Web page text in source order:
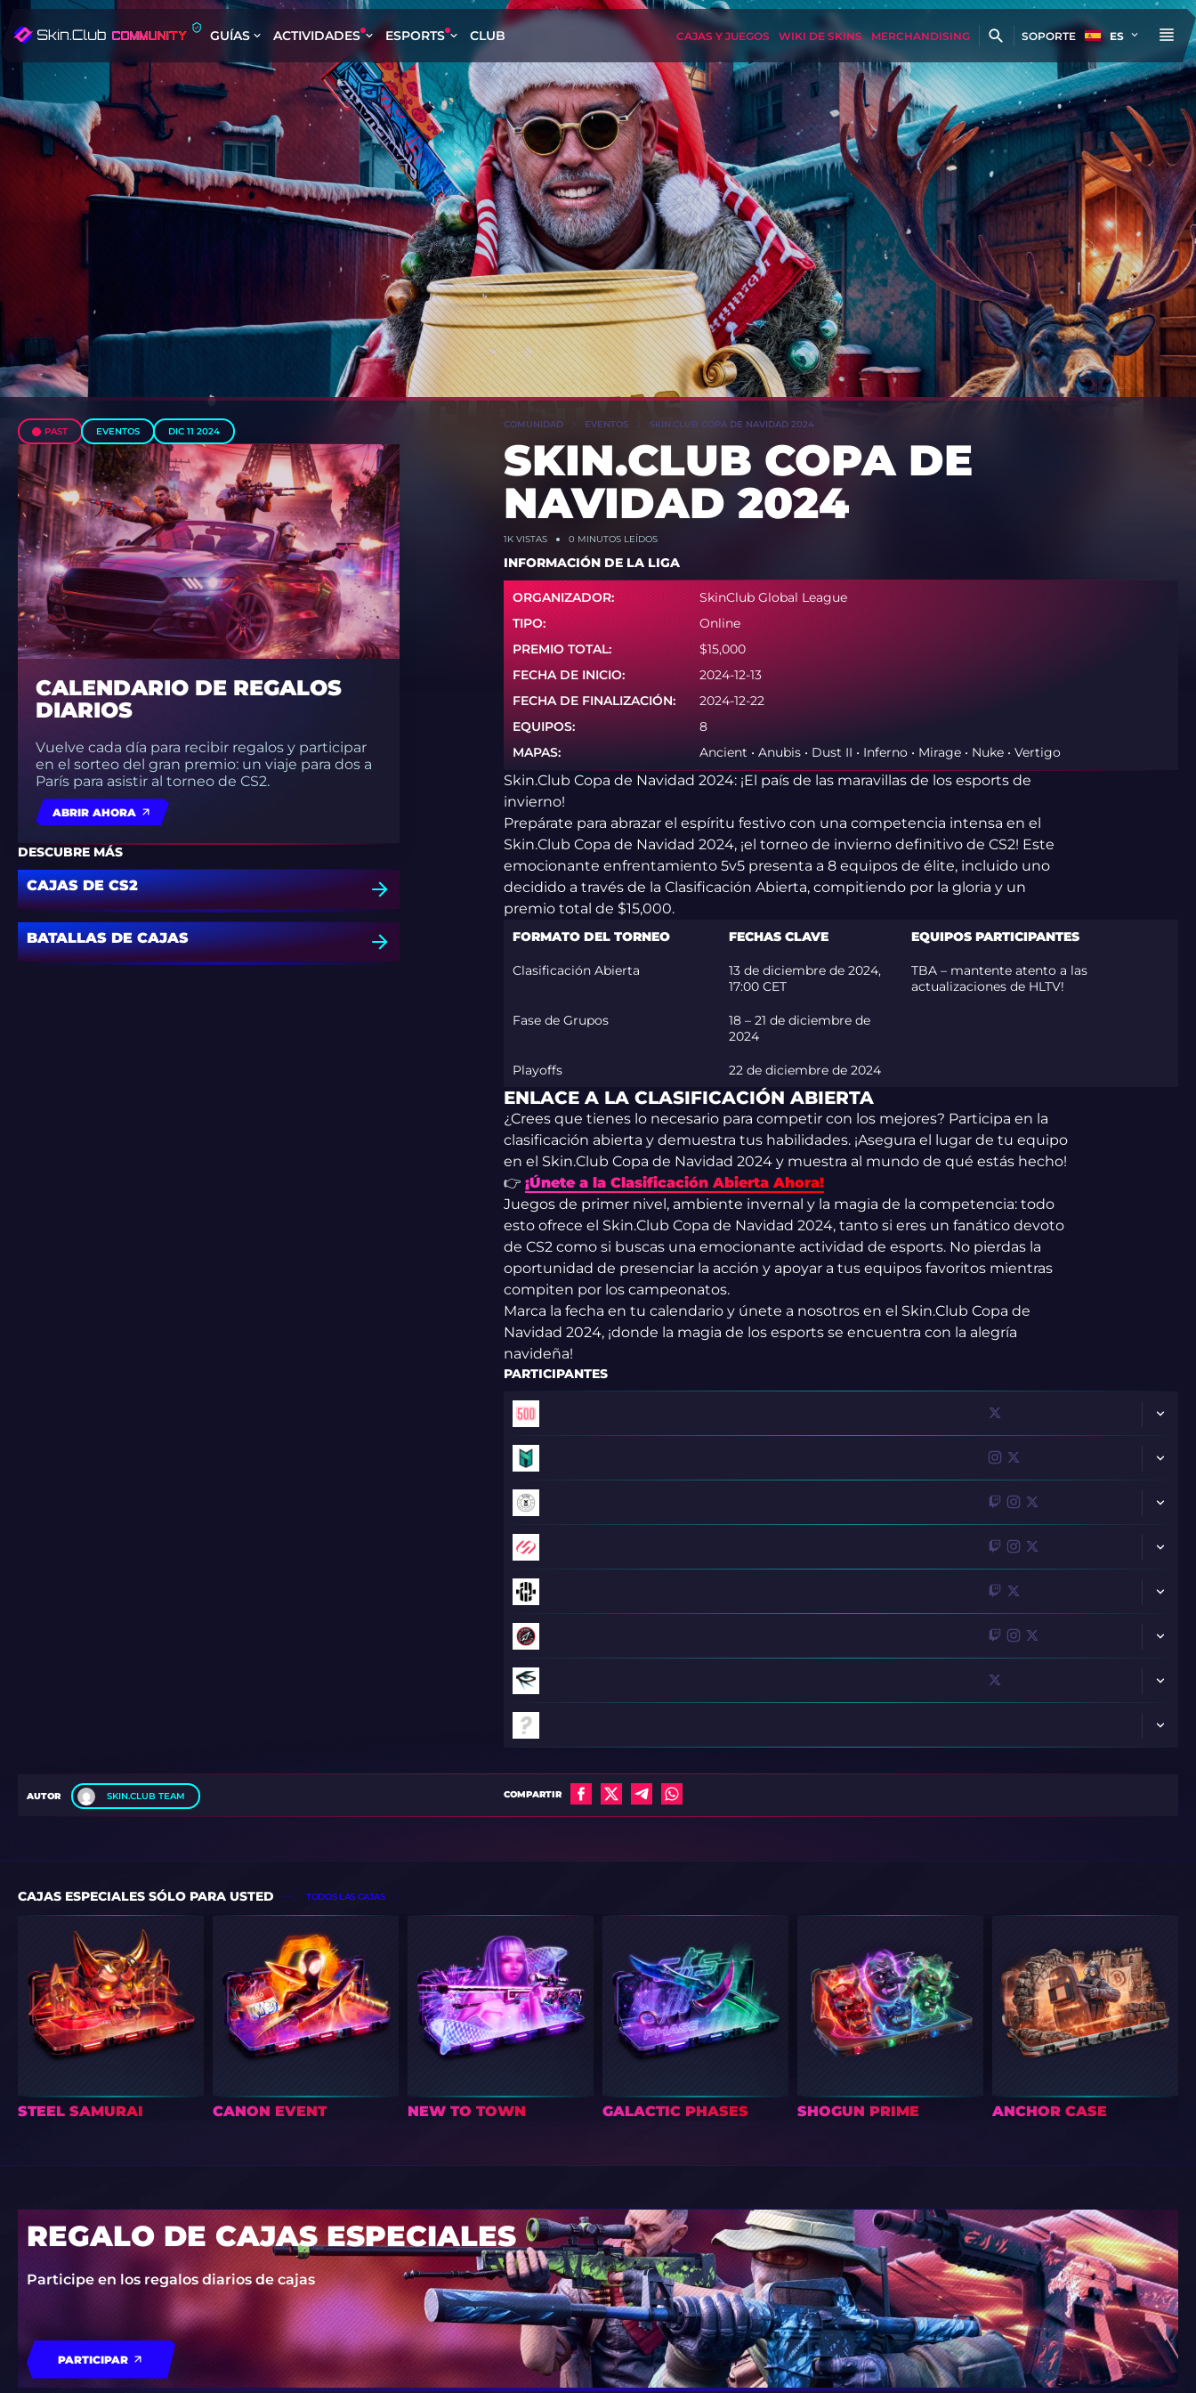
GUÍAS ACTIVIDADES ESPORTS CLUB CAJAS Y JUEGOS WIKI DE SKINS MERCHANDISING SOPORTE ES
PAST EVENTOS DIC 11 2024
CALENDARIO DE REGALOS
DIARIOS
Vuelve cada día para recibir regalos y participar
en el sorteo del gran premio: un viaje para dos a
París para asistir al torneo de CS2.
ABRIR AHORA
DESCUBRE MÁS
CAJAS DE CS2
BATALLAS DE CAJAS
COMUNIDAD EVENTOS SKIN.CLUB COPA DE NAVIDAD 2024
SKIN.CLUB COPA DE
NAVIDAD 2024
1KVISTAS 0 MINUTOS LEÍDOS
INFORMACIÓN DE LA LIGA
ORGANIZADOR:
SkinClub Global League
TIPO:
Online
PREMIO TOTAL:
$15,000
FECHA DE INICIO:
2024-12-13
FECHA DE FINALIZACIÓN:
2024-12-22
EQUIPOS:
8
MAPAS:
Ancient • Anubis • Dust II • Inferno • Mirage • Nuke • Vertigo
Skin.Club Copa de Navidad 2024: ¡El país de las maravillas de los esports de
invierno!
Prepárate para abrazar el espíritu festivo con una competencia intensa en el
Skin.Club Copa de Navidad 2024, ¡el torneo de invierno definitivo de CS2! Este
emocionante enfrentamiento 5v5 presenta a 8 equipos de élite, incluido uno
decidido a través de la Clasificación Abierta, compitiendo por la gloria y un
premio total de $15,000.
FORMATO DEL TORNEO FECHAS CLAVE EQUIPOS PARTICIPANTES
Clasificación Abierta
13 de diciembre de 2024,
17:00 CET
TBA – mantente atento a las
actualizaciones de HLTV!
Fase de Grupos
18 – 21 de diciembre de
2024
Playoffs 22 de diciembre de 2024
ENLACE A LA CLASIFICACIÓN ABIERTA
¿Crees que tienes lo necesario para competir con los mejores? Participa en la
clasificación abierta y demuestra tus habilidades. ¡Asegura el lugar de tu equipo
en el Skin.Club Copa de Navidad 2024 y muestra al mundo de qué estás hecho!
👉 ¡Únete a la Clasificación Abierta Ahora!
Juegos de primer nivel, ambiente invernal y la magia de la competencia: todo
esto ofrece el Skin.Club Copa de Navidad 2024, tanto si eres un fanático devoto
de CS2 como si buscas una emocionante actividad de esports. No pierdas la
oportunidad de presenciar la acción y apoyar a tus equipos favoritos mientras
compiten por los campeonatos.
Marca la fecha en tu calendario y únete a nosotros en el Skin.Club Copa de
Navidad 2024, ¡donde la magia de los esports se encuentra con la alegría
navideña!
PARTICIPANTES
AUTOR SKIN.CLUB TEAM COMPARTIR
CAJAS ESPECIALES SÓLO PARA USTED TODOS LAS CAJAS
STEEL SAMURAI CANON EVENT NEW TO TOWN GALACTIC PHASES SHOGUN PRIME ANCHOR CASE
REGALO DE CAJAS ESPECIALES
Participe en los regalos diarios de cajas
PARTICIPAR